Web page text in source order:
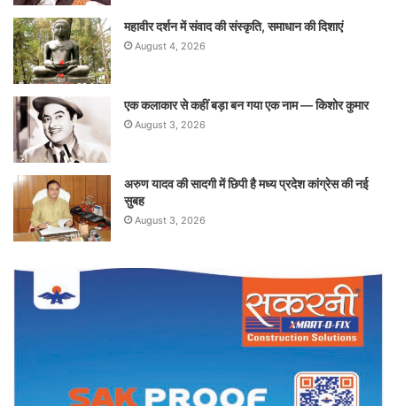
महावीर दर्शन में संवाद की संस्कृति, समाधान की दिशाएं
August 4, 2026
एक कलाकार से कहीं बड़ा बन गया एक नाम — किशोर कुमार
August 3, 2026
अरुण यादव की सादगी में छिपी है मध्य प्रदेश कांग्रेस की नई
सुबह
August 3, 2026